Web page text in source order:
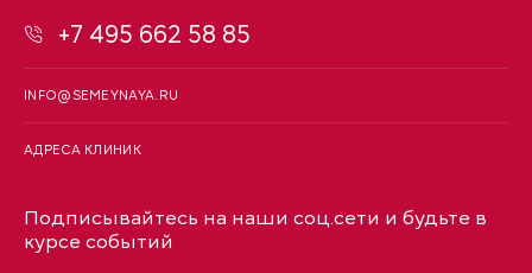
+7 495 662 58 85
INFO@SEMEYNAYA.RU
АДРЕСА КЛИНИК
Подписывайтесь на наши соц.сети и будьте в
курсе событий